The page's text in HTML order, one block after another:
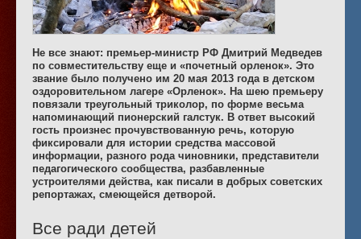
Не все знают: премьер-министр РФ Дмитрий Медведев
по совместительству еще и «почетный орленок». Это
звание было получено им 20 мая 2013 года в детском
оздоровительном лагере «Орленок». На шею премьеру
повязали треугольный триколор, по форме весьма
напоминающий пионерский галстук. В ответ высокий
гость произнес прочувствованную речь, которую
фиксировали для истории средства массовой
информации, разного рода чиновники, представители
педагогического сообщества, разбавленные
устроителями действа, как писали в добрых советских
репортажах, смеющейся детворой.
Все ради детей